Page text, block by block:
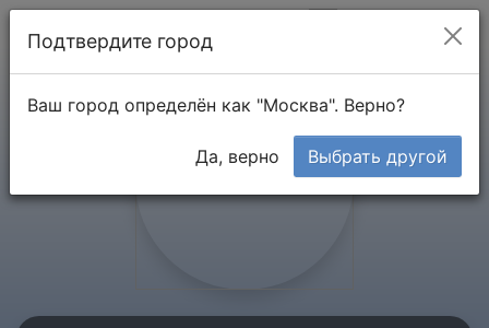
Подтвердите город
Ваш город определён как "Москва". Верно?
Да, верно Выбрать другой